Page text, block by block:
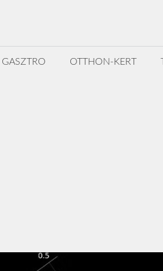
GASZTRO OTTHON-KERT